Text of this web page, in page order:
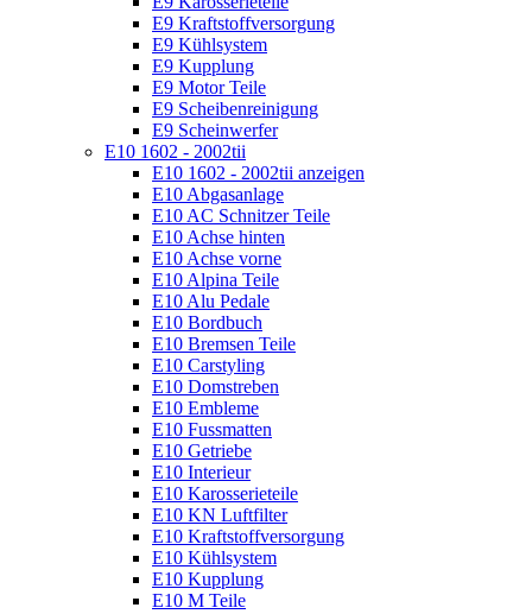
E9 Kraftstoffversorgung
E9 Kühlsystem
E9 Kupplung
E9 Motor Teile
E9 Scheibenreinigung
E9 Scheinwerfer
E10 1602 - 2002tii
E10 1602 - 2002tii anzeigen
E10 Abgasanlage
E10 AC Schnitzer Teile
E10 Achse hinten
E10 Achse vorne
E10 Alpina Teile
E10 Alu Pedale
E10 Bordbuch
E10 Bremsen Teile
E10 Carstyling
E10 Domstreben
E10 Embleme
E10 Fussmatten
E10 Getriebe
E10 Interieur
E10 Karosserieteile
E10 KN Luftfilter
E10 Kraftstoffversorgung
E10 Kühlsystem
E10 Kupplung
E10 M Teile